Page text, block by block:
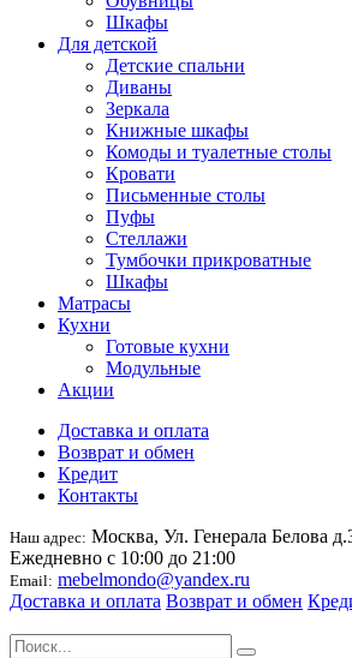
Шкафы
Для детской
Детские спальни
Диваны
Зеркала
Книжные шкафы
Комоды и туалетные столы
Кровати
Письменные столы
Пуфы
Стеллажи
Тумбочки прикроватные
Шкафы
Матрасы
Кухни
Готовые кухни
Модульные
Акции
Доставка и оплата
Возврат и обмен
Кредит
Контакты
Наш адрес: Москва, Ул. Генерала Белова
Ежедневно с 10:00 до 21:00
Email: mebelmondo@yandex.ru
Доставка и оплата Возврат и обмен